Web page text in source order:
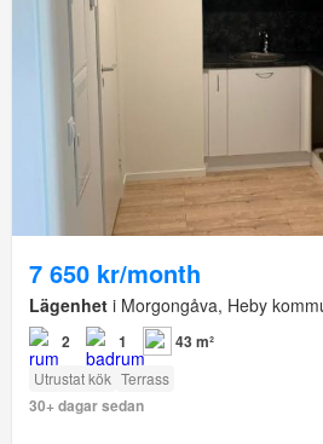
7 650 kr/month
Lägenhet i Morgongåva, Heby
2 1 43 m²
Utrustat kök Terrass
30+ dagar sedan